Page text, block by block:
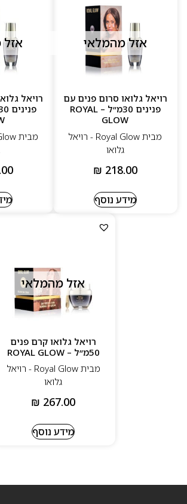
אזל מהמלאי
רויאל גלואו סרום פנים עם
פנינים 30מ״ל – ROYAL
GLOW
מבית Royal Glow - רויאל
גלואו
₪ 218.00
מידע נוסף
אזל
רויאל
אזל מהמלאי
רויאל גלואו קרם פנים
50מ״ל – ROYAL GLOW
מבית Royal Glow - רויאל
גלואו
₪ 267.00
מידע נוסף